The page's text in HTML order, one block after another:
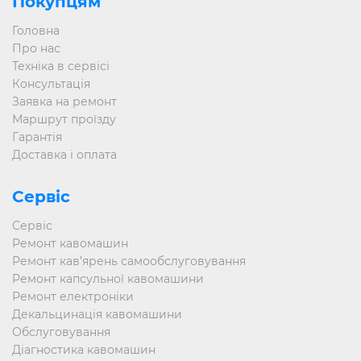
«Ucoffee-machines» – це сучасний підхід до
моделей кавомашин, в тому числі і ремонт кавової
машини LaSpaziale. Якщо Ви хочете заощадити свої
гроші і час, звертайтеся в наш сервісний центр
«Ucoffee-machines».
Ми надамо Вам високоякісний сервіс, який включає
класифіковану діагностику, виявлення всіх видів
несправностей і ремонт кавових машин LaSpaziale. Ми
здійснимо ремонт кавоварок LaSpaziale в мінімальні
терміни, з виїздом кваліфікованого майстра на місце, а
Головна
Про нас
Техніка в сервісі
Консультація
Заявка на ремонт
Маршрут проїзду
Гарантія
Доставка і оплата
Сервіс
Сервіс
Ремонт кавомашин
Ремонт кав’ярень самообслуговування
Ремонт капсульної кавомашини
Ремонт електроніки
Декальцинація кавомашини
Обслуговування
Діагностика кавомашин